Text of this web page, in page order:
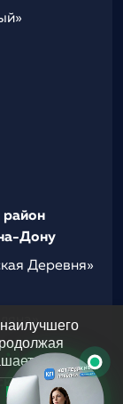
район
Дону
Деревня»
район
с
Принять